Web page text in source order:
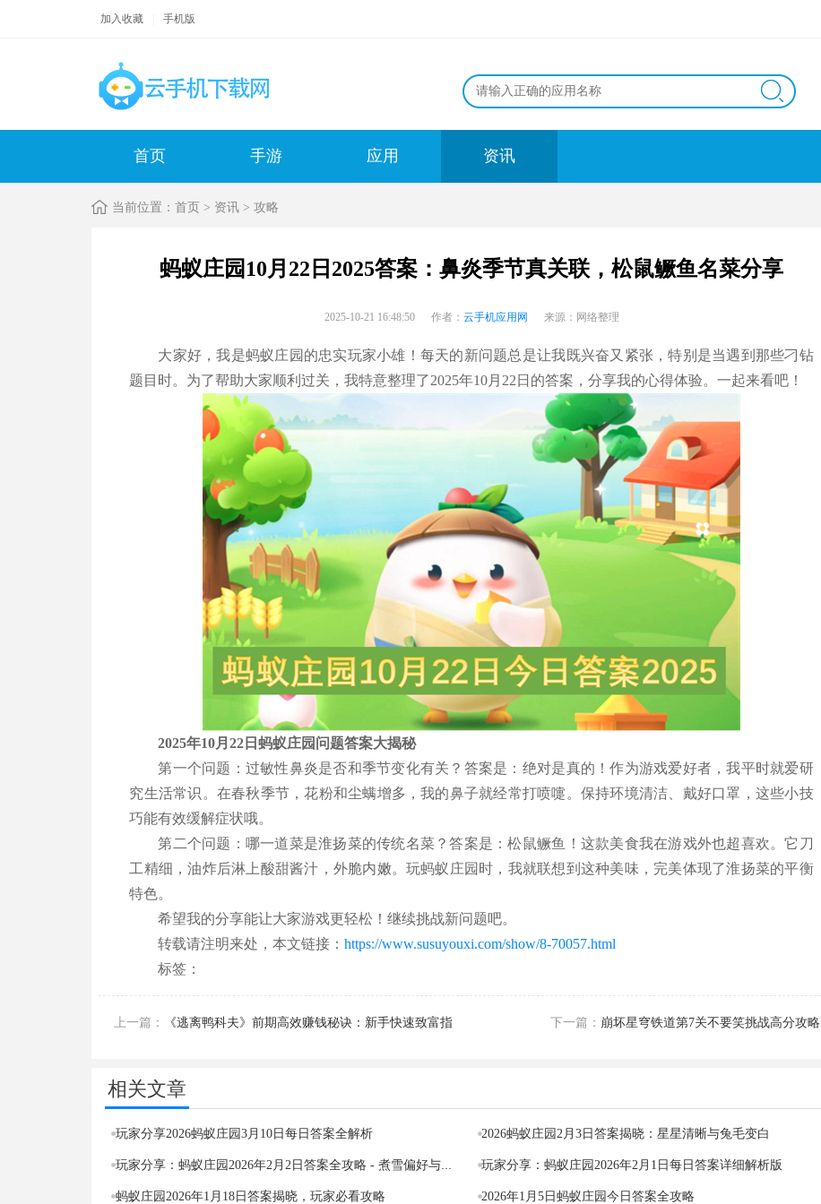
加入收藏 手机版
首页 手游 应用 资讯
当前位置： 首页 > 资讯 > 攻略
蚂蚁庄园10月22日2025答案：鼻炎季节真关联，松鼠鳜鱼名菜分享
2025-10-21 16:48:50 作者： 云手机应用网 来源：网络整理
大家好，我是蚂蚁庄园的忠实玩家小雄！每天的新问题总是让我既兴奋又紧张，特别是当遇到那些刁钻
题目时。为了帮助大家顺利过关，我特意整理了2025年10月22日的答案，分享我的心得体验。一起来看吧！
2025年10月22日蚂蚁庄园问题答案大揭秘
第一个问题：过敏性鼻炎是否和季节变化有关？答案是：绝对是真的！作为游戏爱好者，我平时就爱研
究生活常识。在春秋季节，花粉和尘螨增多，我的鼻子就经常打喷嚏。保持环境清洁、戴好口罩，这些小技
巧能有效缓解症状哦。
第二个问题：哪一道菜是淮扬菜的传统名菜？答案是：松鼠鳜鱼！这款美食我在游戏外也超喜欢。它刀
工精细，油炸后淋上酸甜酱汁，外脆内嫩。玩蚂蚁庄园时，我就联想到这种美味，完美体现了淮扬菜的平衡
特色。
希望我的分享能让大家游戏更轻松！继续挑战新问题吧。
转载请注明来处，本文链接：https://www.susuyouxi.com/show/8-70057.html
标签：
上一篇：
《逃离鸭科夫》前期高效赚钱秘诀：新手快速致富指
下一篇： 崩坏星穹铁道第7关不要笑挑战高分攻略
相关文章
玩家分享2026蚂蚁庄园3月10日每日答案全解析 2026蚂蚁庄园2月3日答案揭晓：星星清晰与兔毛变白
玩家分享：蚂蚁庄园2026年2月2日答案全攻略 - 煮雪偏好与电暖器隐患 玩家分享：蚂蚁庄园2026年2月1日每日答案详细解析版
蚂蚁庄园2026年1月18日答案揭晓，玩家必看攻略 2026年1月5日蚂蚁庄园今日答案全攻略